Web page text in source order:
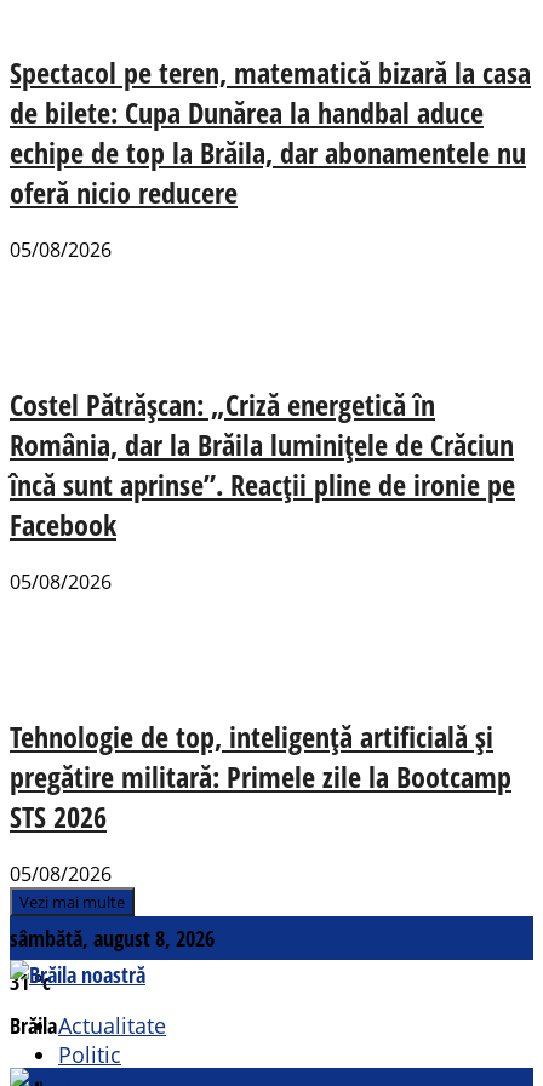
Spectacol pe teren, matematică bizară la casa
de bilete: Cupa Dunărea la handbal aduce
echipe de top la Brăila, dar abonamentele nu
oferă nicio reducere
05/08/2026
Costel Pătrășcan: „Criză energetică în
România, dar la Brăila luminițele de Crăciun
încă sunt aprinse”. Reacții pline de ironie pe
Facebook
05/08/2026
Tehnologie de top, inteligență artificială și
pregătire militară: Primele zile la Bootcamp
STS 2026
05/08/2026
Vezi mai multe
sâmbătă, august 8, 2026
31°c
BrăilaActualitate
Politic